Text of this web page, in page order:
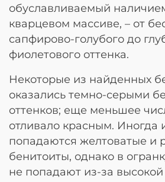
обуславливаемый
кварцевом массиве, – от
сапфирово-голубого до
фиолетового оттенка.
Некоторые из найденных
оказались темно-серыми
оттенков; еще меньшее
отливало красным. Иногда
попадаются желтоватые и
бенитоиты, однако в
не попадают из-за высокой